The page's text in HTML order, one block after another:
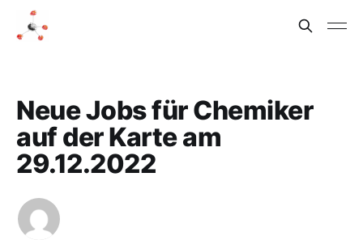
Neue Jobs für Chemiker
auf der Karte am
29.12.2022